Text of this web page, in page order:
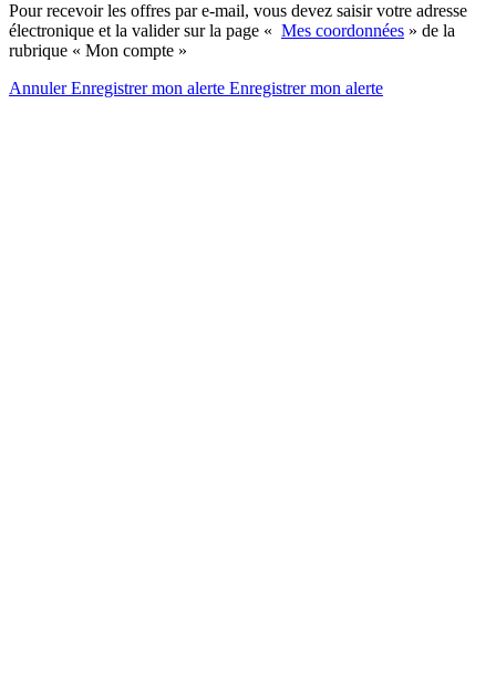
Pour recevoir les offres par e-mail, vous devez saisir votre adresse
électronique et la valider sur la page « Mes coordonnées » de la
rubrique « Mon compte »
AnnulerEnregistrer mon alerte Enregistrermon alerte